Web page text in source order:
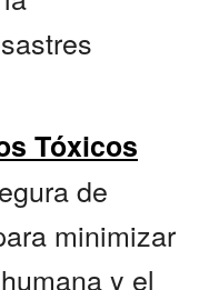
Tóxicos
de
minimizar
y el